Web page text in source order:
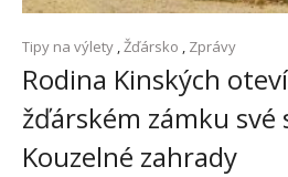
Tipy na výlety Žďársko Zprávy
Rodina Kinských
žďárském zámku své
Kouzelné zahrady